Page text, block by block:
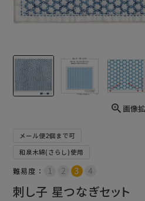
画像
メール便2個まで可
和泉木綿(さらし)使用
難易度：
刺し子 星つなぎセット